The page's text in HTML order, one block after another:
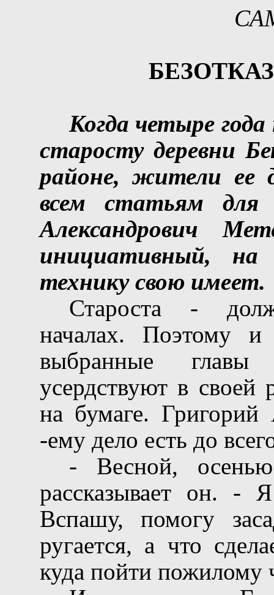
Когда четыре
старосту деревни
районе, жители ее
всем статьям для
Александрович
инициативный,
технику свою имеет.
Староста -
началах. Поэтому и
выбранные
усердствуют в своей
на бумаге. Григорий
-ему дело есть до
- Весной,
рассказывает он. -
Вспашу, помогу
ругается, а что
куда пойти пожилому